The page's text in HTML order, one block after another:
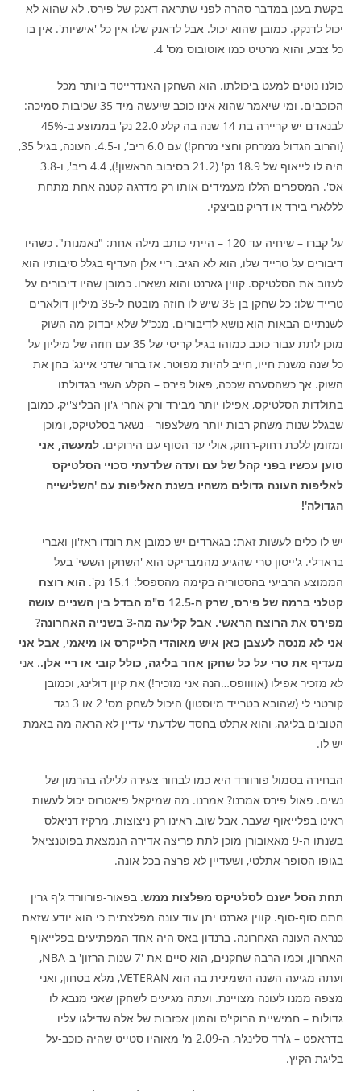
בקשת בענן במדבר סהרה לפני שתראה דאנק של פירס. לא שהוא לא
יכול לדנקק. כמובן שהוא יכול. אבל לדאנק שלו אין כל 'אישיות'. אין בו
כל צבע, והוא מרטיט כמו אוטובוס מס' 4.
כולנו נוטים למעט ביכולתו. הוא השחקן האנדרייטד ביותר מכל
הכוכבים. ומי שיאמר שהוא אינו כוכב שיעשה מיד 35 שכיבות סמיכה:
לבנאדם יש קריירה בת 14 שנה בה קלע 22.0 נק' בממוצע ב-45%
(והרוב הגדול ממרחק וחצי מרחק!) עם 6.0 ריב', ו-4.5. העונה, בגיל 35,
היה לו לייאוף של 18.9 נק' (21.2 בסיבוב הראשון!), 4.4 ריב', ו-3.8
אס'. המספרים הללו מעמידים אותו רק מדרגה קטנה אחת מתחת
לללארי בירד או דריק נוביצקי.
על קברו – שיחיה עד 120 – הייתי כותב מילה אחת: "נאמנות". כשהיו
דיבורים על טרייד שלו, הוא לא הגיב. ריי אלן העדיף בגלל סיבותיו הוא
לעזוב את הסלטיקס. קווין גארנט והוא נשארו. כמובן שהיו דיבורים על
טרייד שלו: כל שחקן בן 35 שיש לו חוזה מובטח ל-35 מיליון דולארים
לשנתיים הבאות הוא נושא לדיבורים. מנכ"ל שלא יבדוק מה השוק
מוכן לתת עבור כוכב כמוהו בגיל קריטי של 35 עם חוזה של מיליון על
כל שנה משנת חייו, חייב להיות מפוטר. אז ברור שדני איינג' בחן את
השוק. אך כשהסערה שככה, פאול פירס – הקלע השני בגדולתו
בתולדות הסלטיקס, אפילו יותר מבירד ורק אחרי ג'ון הבליצ'יק, כמובן
שבגלל שנות משחק רבות יותר משלצפור – נשאר בסלטיקס, ומוכן
ומזומן ללכת רחוק-רחוק, אולי עד הסוף עם הירוקים.למעשה, אני
טוען עכשיו בפני קהל של עם ועדה שלדעתי סכויי הסלטיקס
לאליפות העונה גדולים משהיו בשנת האליפות עם 'השלישייה
הגדולה'!
יש לו כלים לעשות זאת: בגארדים יש כמובן את רונדו ראז'ון ואברי
בראדלי. ג'ייסון טרי שהגיע מהמבריקס הוא 'השחקן הששי' בעל
הממוצע הרביעי בהסטוריה בקימה מהספסל: 15.1 נק'.
הוא רוצח
קטלני ברמה של פירס, שרק ה-12.5 ס"מ הבדל בין השניים עושה
מפירס את הרוצח הראשי. אבל קליעה מה-3 בשנייה האחרונה?
אני לא מנסה לעצבן כאן איש מאוהדי הלייקרס או מיאמי, אבל אני
מעדיף את טרי על כל שחקן אחר בליגה, כולל קובי או ריי אלן.. אני
לא מזכיר אפילו (אוווופס…הנה אני מזכיר!) את קיון דולינג, וכמובן
קורטני לי (שהובא בטרייד מיוסטון) היכול לשחק מס' 2 או 3 נגד
הטובים בליגה, והוא אתלט בחסד שלדעתי עדיין לא הראה מה באמת
יש לו.
הבחירה בסמול פורוורד היא כמו לבחור צעירה ללילה בהרמון של
נשים. פאול פירס אמרנו? אמרנו. מה שמיקאל פיאטרוס יכול לעשות
ראינו בפלייאוף שעבר, אבל שוב, ראינו רק ניצוצות. מרקיז דניאלס
בשנתו ה-9 מאאובורן מוכן לתת פריצה אדירה הנמצאת בפוטנציאל
בגופו הסופר-אתלטי, ושעדיין לא פרצה בכל אונה.
תחת הסל ישנם לסלטיקס מפלצות ממש. בפאור-פורוורד ג'ף גרין
חתם סוף-סוף. קווין גארנט יתן עוד עונה מפלצתית כי הוא יודע שזאת
כנראה העונה האחרונה. ברנדון באס היה אחד המפתיעים בפלייאוף
האחרון, וכמו הרבה שחקנים, הוא סיים את '7 שנות הרזון' ב-NBA,
ועתה מגיעה השנה השמינית בה הוא VETERAN, מלא בטחון, ואני
מצפה ממנו לעונה מצויינת. ועתה מגיעים לשחקן שאני מנבא לו
גדולות – חמישיית הרוקי'ס והמון אכזבות של אלה שדילגו עליו
בדראפט – ג'רד סלינג'ר, ה-2.09 מ' מאוהיו סטייט שהיה כוכב-על
בליגת הקיץ.